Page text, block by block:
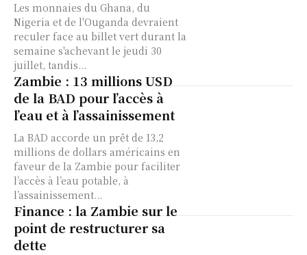
Les monnaies du Ghana, du
Nigeria et de l'Ouganda devraient
reculer face au billet vert durant la
semaine s'achevant le jeudi 30
juillet, tandis...
Zambie : 13 millions USD
de la BAD pour l’accès à
l’eau et à l’assainissement
La BAD accorde un prêt de 13,2
millions de dollars américains en
faveur de la Zambie pour faciliter
l’accès à l’eau potable, à
l’assainissement...
Finance : la Zambie sur le
point de restructurer sa
dette